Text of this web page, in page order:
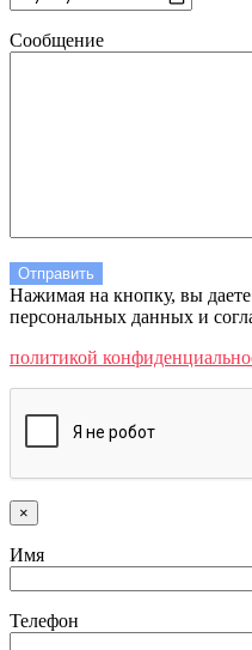
Сообщение
Нажимая на кнопку, вы даете
персональных данных и
политикой
×
Имя
Телефон